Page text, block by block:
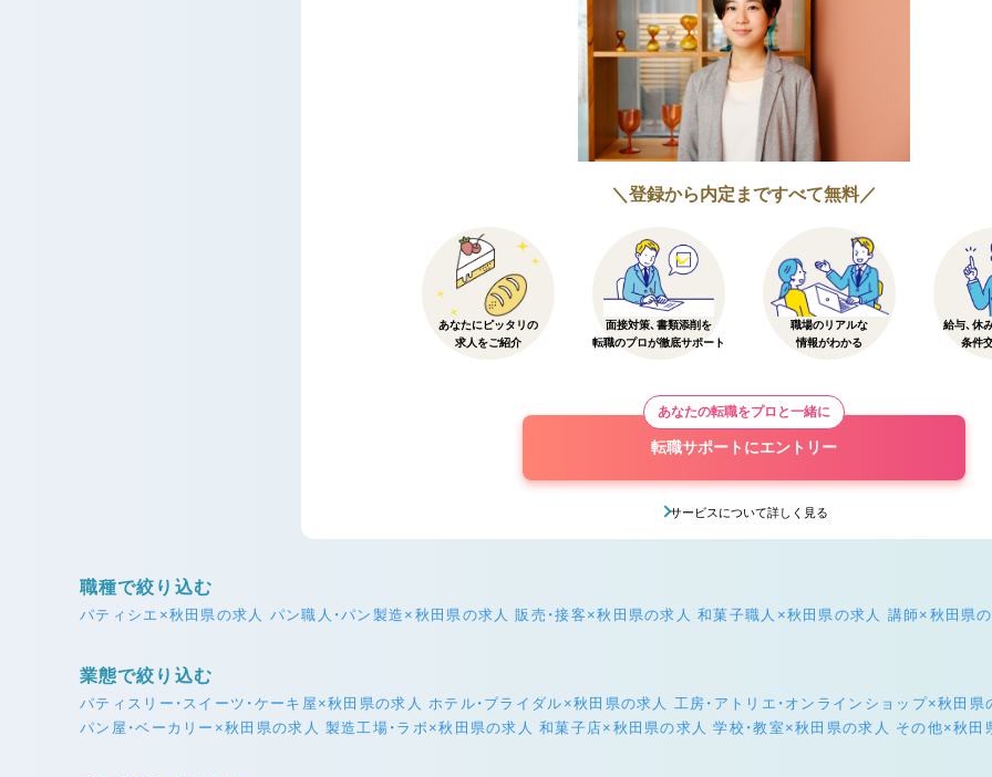
＼登録から内定まですべて無料／
あなたにピッタリの
求人をご紹介
面接対策、書類添削を
転職のプロが徹底サポート
職場のリアルな
情報がわかる
給与、休
条件
あなたの転職をプロと一緒に
転職サポートにエントリー
サービスについて詳しく見る
職種で絞り込む
パティシエ×秋田県の求人 パン職人・パン製造×秋田県の求人 販売・接客×秋田県の求人 和菓子職人×秋田県の求人 講師×秋田県
業態で絞り込む
パティスリー・スイーツ・ケーキ屋×秋田県の求人 ホテル・ブライダル×秋田県の求人
工房・アトリエ・オンラインショップ×秋田県
パン屋・ベーカリー×秋田県の求人 製造工場・ラボ×秋田県の求人 和菓子店×秋田県の求人 学校・教室×秋田県の求人 その他×秋田